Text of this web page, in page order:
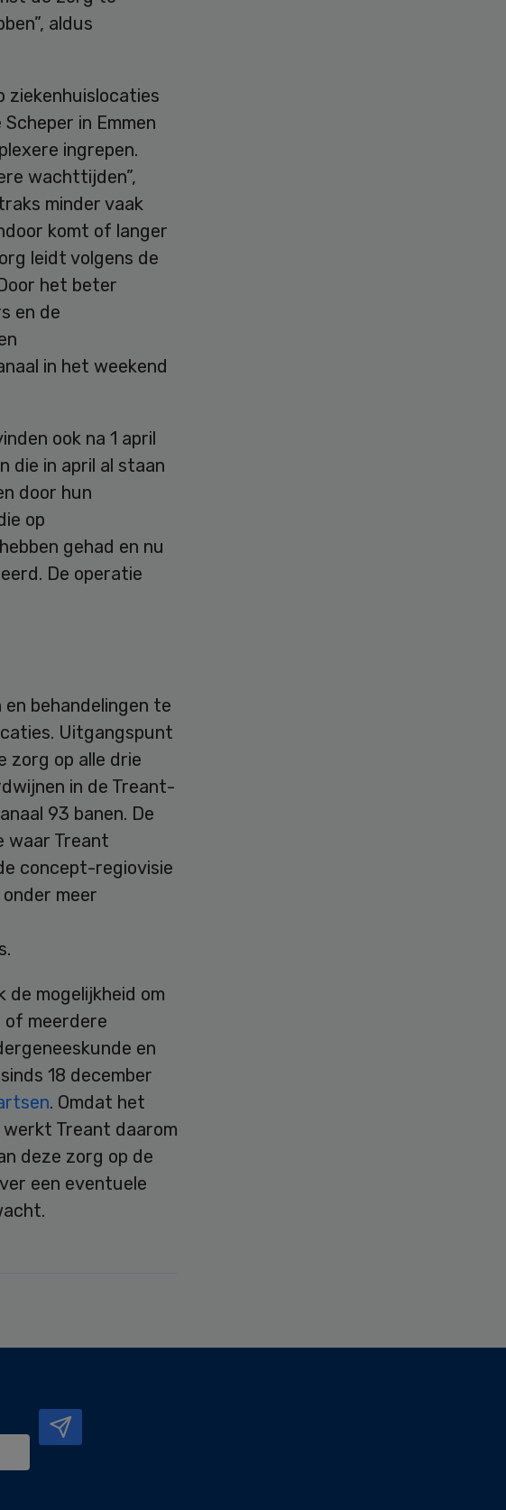
aldus
ziekenhuislocaties
in Emmen
ingrepen.
wachttijden”,
minder vaak
komt of langer
leidt volgens de
het beter
en de
in het weekend
ook na 1 april
die in april al staan
door hun
op
gehad en nu
De operatie
en behandelingen te
Uitgangspunt
zorg op alle drie
in de Treant-
93 banen. De
waar Treant
concept-regiovisie
meer
mogelijkheid om
of meerdere
en
18 december
. Omdat het
Treant daarom
deze zorg op de
een eventuele